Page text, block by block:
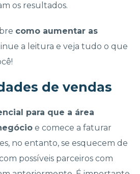
os resultados.
como aumentar as
a leitura e veja tudo o que
de vendas
para que a área
e comece a faturar
no entanto, se esquecem de
possíveis parceiros com